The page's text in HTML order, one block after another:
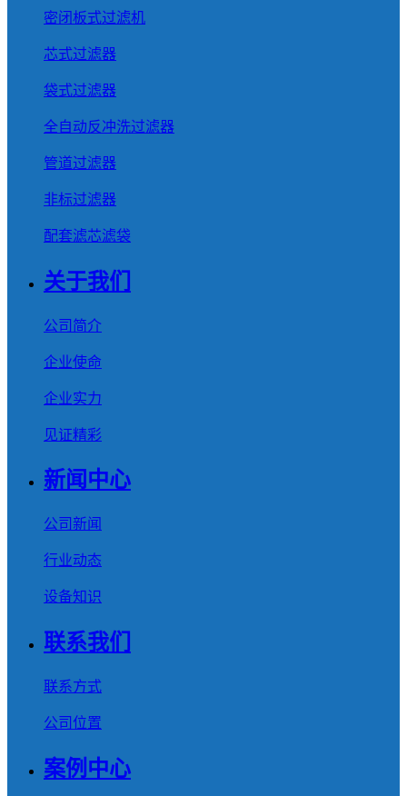
密闭板式过滤机
芯式过滤器
袋式过滤器
全自动反冲洗过滤器
管道过滤器
非标过滤器
配套滤芯滤袋
关于我们
公司简介
企业使命
企业实力
见证精彩
新闻中心
公司新闻
行业动态
设备知识
联系我们
联系方式
公司位置
案例中心